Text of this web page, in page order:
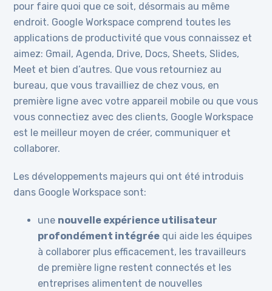
pour faire quoi que ce soit, désormais au même
endroit. Google Workspace comprend toutes les
applications de productivité que vous connaissez et
aimez: Gmail, Agenda, Drive, Docs, Sheets, Slides,
Meet et bien d’autres. Que vous retourniez au
bureau, que vous travailliez de chez vous, en
première ligne avec votre appareil mobile ou que vous
vous connectiez avec des clients, Google Workspace
est le meilleur moyen de créer, communiquer et
collaborer.
Les développements majeurs qui ont été introduis
dans Google Workspace sont:
une nouvelle expérience utilisateur
profondément intégrée qui aide les équipes
à collaborer plus efficacement, les travailleurs
de première ligne restent connectés et les
entreprises alimentent de nouvelles